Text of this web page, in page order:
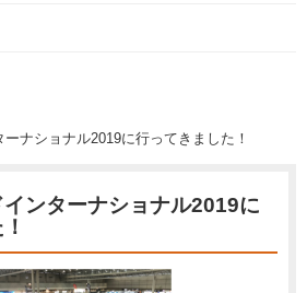
ナショナル2019に行ってきました！
ンターナショナル2019に